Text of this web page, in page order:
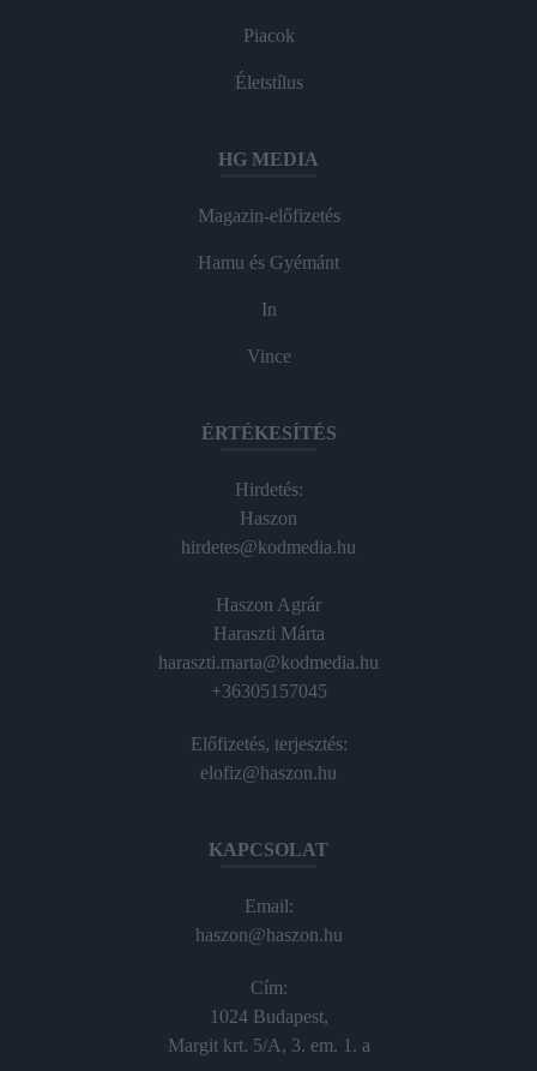
Piacok
Életstílus
HG MEDIA
Magazin-előfizetés
Hamu és Gyémánt
In
Vince
ÉRTÉKESÍTÉS
Hirdetés:
Haszon
hirdetes@kodmedia.hu
Haszon Agrár
Haraszti Márta
haraszti.marta@kodmedia.hu
+36305157045
Előfizetés, terjesztés:
elofiz@haszon.hu
KAPCSOLAT
Email:
haszon@haszon.hu
Cím:
1024 Budapest,
Margit krt. 5/A, 3. em. 1. a